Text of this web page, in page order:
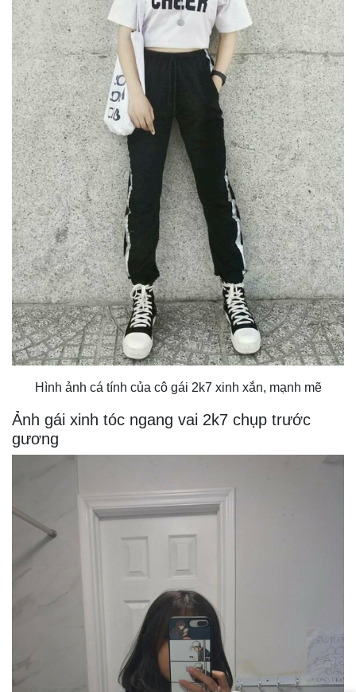
Hình ảnh cá tính của cô gái 2k7 xinh xắn, mạnh mẽ
Ảnh gái xinh tóc ngang vai 2k7 chụp trước
gương